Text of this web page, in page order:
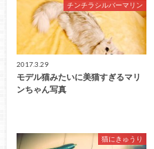
チンチラシルバーマリン
2017.3.29
モデル猫みたいに美猫すぎるマリ
ンちゃん写真
猫にきゅうり